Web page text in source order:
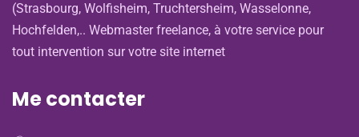
(Strasbourg, Wolfisheim, Truchtersheim, Wasselonne,
Hochfelden,.. Webmaster freelance, à votre service pour
tout intervention sur votre site internet
Me contacter